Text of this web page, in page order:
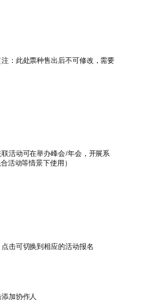
：此处票种售出后不可修改，需要
活动可在举办峰会/年会，开展系
活动等情景下使用）
击可切换到相应的活动报名
加协作人